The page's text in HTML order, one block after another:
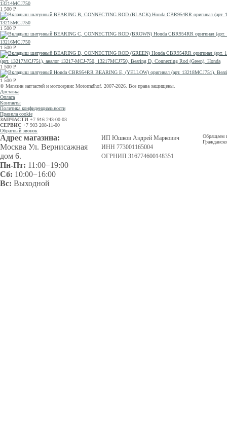
13214MCJ750
1 500 Р
13215MCJ750
1 500 Р
13216MCJ750
1 500 Р
(арт. 13217MCJ751), аналог 13217-MCJ-750, 13217MCJ750, Bearing D, Connecting Rod (Green), Honda
1 500 Р
1 500 Р
© Магазин запчастей и мотосервис Motorradhof. 2007-2026. Все права защищены.
Доставка
Оплата
Контакты
Политика конфиденциальности
Правила cookie
ЗАПЧАСТИ +7 916 243-00-03
СЕРВИС +7 903 208-11-00
Обратный звонок
Адрес магазина:
Москва Ул. Вернисажная
дом 6.
Пн-Пт: 11:00−19:00
Сб: 10:00−16:00
Вс: Выходной
ИП Юшков Андрей Маркович
ИНН 773001165004
ОГРНИП 316774600148351
Обращаем